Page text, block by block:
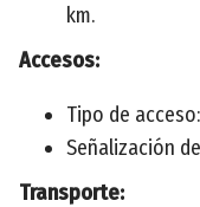
km.
Accesos:
Tipo de
Señalización
Transporte: